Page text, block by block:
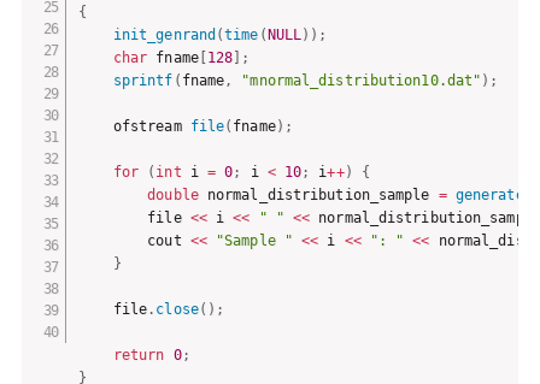
{
init_genrand (time ( NULL) ) ;
char fname[ 128
;
sprintf ( fname, "mnormal_distribution10.dat" ) ;
    ofstream
file( fname) ;
for ( int i = 0; i < 10; i++)
{
double normal_distribution_sample = generate
        file
<< i << " " <<
        cout
<< "Sample " << i << ": " <<
}
    file
. close( ) ;
return 0;
}